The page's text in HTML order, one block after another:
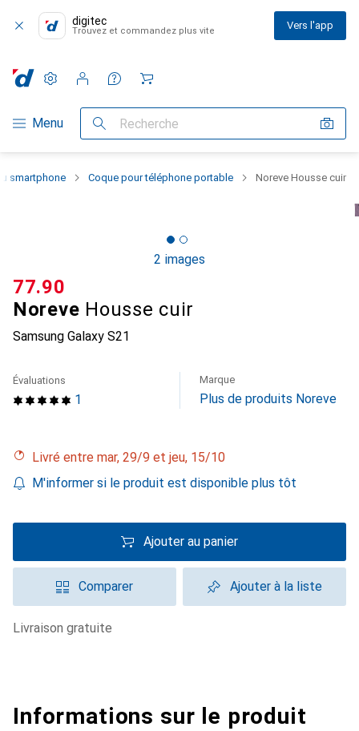
digitec
Trouvez et commandez plus vite Vers l'app
Navigation par catégorie
Menu Recherche
Paramètres
Compte client
Listes de comparaison
Listes d'envies
Panier
smartphone Coque pour téléphone portable Noreve Housse cuir
2 images
Noreve Housse cuir
Samsung Galaxy S21
CHF
77.90
1
Évaluations Marque
Plus de produits Noreve
Livré entre mar, 29/9 et jeu, 15/10
M'informer si le produit est disponible plus tôt
Ajouter au panier
Comparer Ajouter à la liste
livraison gratuite
Informations sur le produit